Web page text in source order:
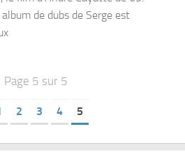
de dubs de Serge est
Page 5 sur 5
2 3 4 5